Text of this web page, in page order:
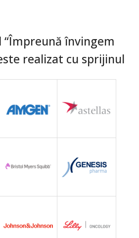
“Împreună învingem
realizat cu sprijinul